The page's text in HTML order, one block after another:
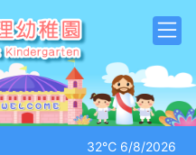
32℃ 6/8/2026